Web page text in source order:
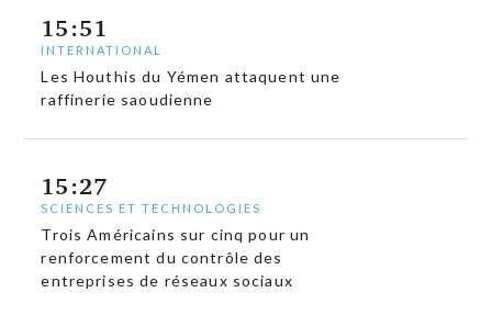
15:51
INTERNATIONAL
Les Houthis du Yémen attaquent une
raffinerie saoudienne
15:27
SCIENCES ET TECHNOLOGIES
Trois Américains sur cinq pour un
renforcement du contrôle des
entreprises de réseaux sociaux